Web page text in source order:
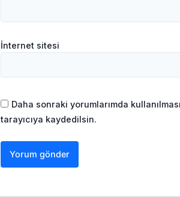
İnternet sitesi
Daha sonraki yorumlarımda
tarayıcıya kaydedilsin.